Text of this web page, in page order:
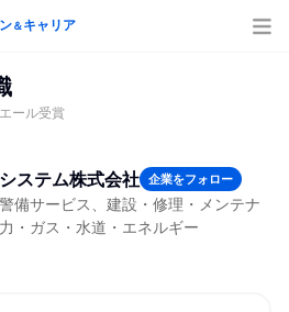
＆キャリア
ール受賞
ステム株式会社 企業をフォロー
備サービス、建設・修理・メンテナ
・ガス・水道・エネルギー